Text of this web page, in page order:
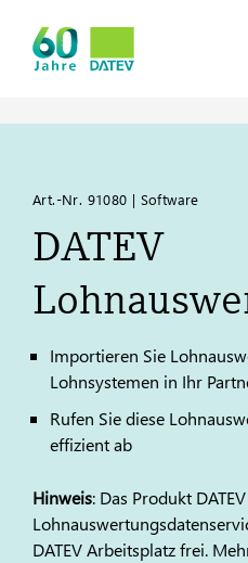
Art.-Nr. 91080 | Software
DATEV
Importieren Sie
Lohnsystemen in Ihr
Rufen Sie diese
effizient ab
Hinweis: Das Produkt DATEV
DATEV Arbeitsplatz frei.